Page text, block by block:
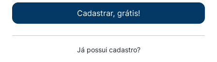
Cadastrar, grátis!
Já possui cadastro?